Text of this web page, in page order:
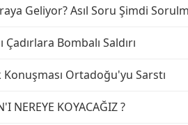
Geliyor? Asıl Soru Şimdi
Bombalı Saldırı
Konuşması Ortadoğu'yu Sarstı
NEREYE KOYACAĞIZ ?